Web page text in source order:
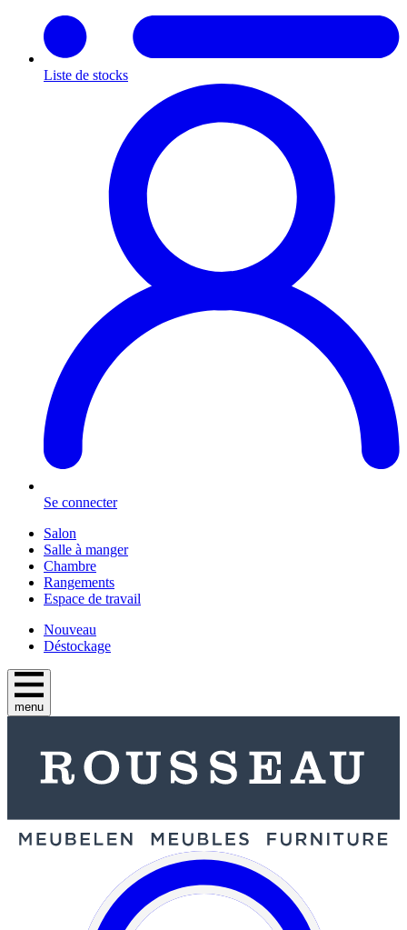
Liste de stocks
Se connecter
Salon
Salle à manger
Chambre
Rangements
Espace de travail
Nouveau
Déstockage
menu